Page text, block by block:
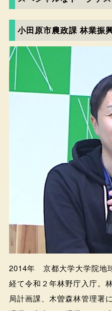
小田原市農政課 林業振
2014年 京都大学大学院地
経て令和２年林野庁入庁。
局計画課、木曽森林管理署